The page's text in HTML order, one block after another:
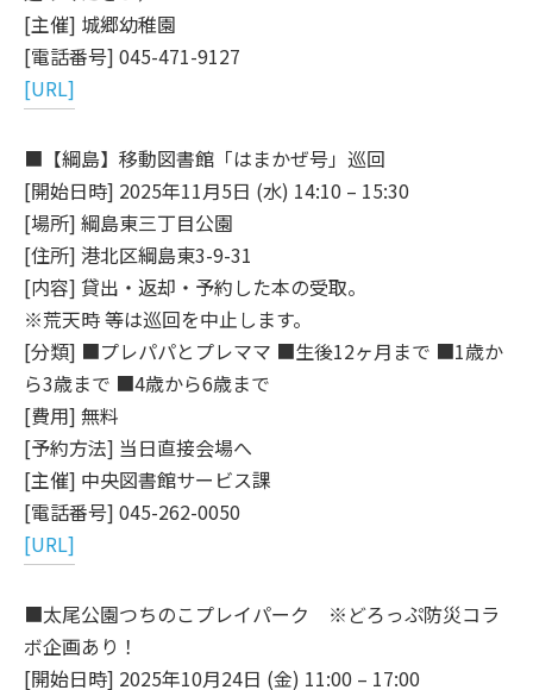
[主催] 城郷幼稚園
[電話番号] 045-471-9127
[URL]
■【綱島】移動図書館「はまかぜ号」巡回
[開始日時] 2025年11月5日 (水) 14:10 – 15:30
[場所] 綱島東三丁目公園
[住所] 港北区綱島東3-9-31
[内容] 貸出・返却・予約した本の受取。
※荒天時 等は巡回を中止します。
[分類] ■プレパパとプレママ ■生後12ヶ月まで ■1歳か
ら3歳まで ■4歳から6歳まで
[費用] 無料
[予約方法] 当日直接会場へ
[主催] 中央図書館サービス課
[電話番号] 045-262-0050
[URL]
■太尾公園つちのこプレイパーク ※どろっぷ防災コラ
ボ企画あり！
[開始日時] 2025年10月24日 (金) 11:00 – 17:00